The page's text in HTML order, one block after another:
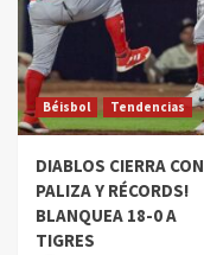
Béisbol Tendencias
DIABLOS CIERRA CON
PALIZA Y RÉCORDS!
BLANQUEA 18-0 A
TIGRES